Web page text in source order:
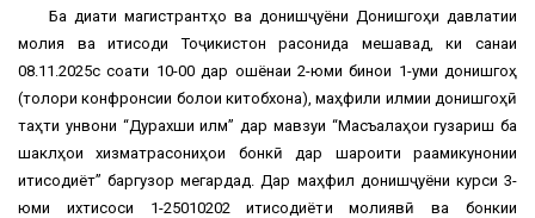
Ба диққати магистрантҳо ва донишҷуёни Донишгоҳи давлатии
молия ва иқтисоди Тоҷикистон расонида мешавад, ки санаи
08.11.2025с соати 10-00 дар ошёнаи 2-юми бинои 1-уми донишгоҳ
(толори конфронсии болои китобхона), маҳфили илмии донишгоҳӣ
таҳти унвони “Дурахши илм” дар мавзуи “Масъалаҳои гузариш ба
шаклҳои хизматрасониҳои бонкӣ дар шароити рақамикунонии
иқтисодиёт” баргузор мегардад. Дар маҳфил донишҷуёни курси 3-
юми ихтисоси 1-25010202 иқтисодиёти молиявӣ ва бонкии